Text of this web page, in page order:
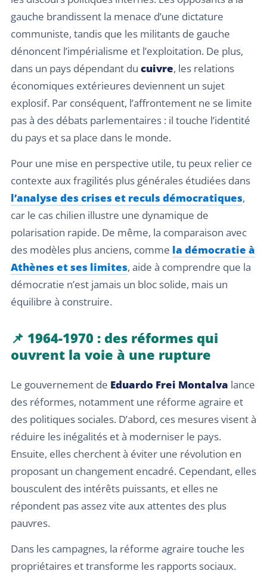
gauche brandissent la menace d’une dictature
communiste, tandis que les militants de gauche
dénoncent l’impérialisme et l’exploitation. De plus,
dans un pays dépendant du cuivre, les relations
économiques extérieures deviennent un sujet
explosif. Par conséquent, l’affrontement ne se limite
pas à des débats parlementaires : il touche l’identité
du pays et sa place dans le monde.
Pour une mise en perspective utile, tu peux relier ce
contexte aux fragilités plus générales étudiées dans
l’analyse des crises et reculs démocratiques,
car le cas chilien illustre une dynamique de
polarisation rapide. De même, la comparaison avec
des modèles plus anciens, comme la démocratie à
Athènes et ses limites, aide à comprendre que la
démocratie n’est jamais un bloc solide, mais un
équilibre à construire.
📌 1964-1970 : des réformes qui
ouvrent la voie à une rupture
Le gouvernement de Eduardo Frei Montalva lance
des réformes, notamment une réforme agraire et
des politiques sociales. D’abord, ces mesures visent à
réduire les inégalités et à moderniser le pays.
Ensuite, elles cherchent à éviter une révolution en
proposant un changement encadré. Cependant, elles
bousculent des intérêts puissants, et elles ne
répondent pas assez vite aux attentes des plus
pauvres.
Dans les campagnes, la réforme agraire touche les
propriétaires et transforme les rapports sociaux.